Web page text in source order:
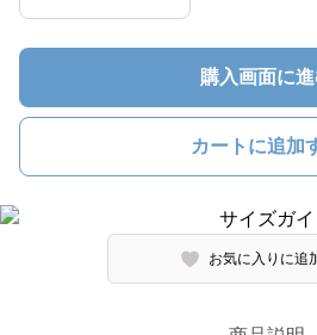
購入画面に
カートに追加
お気に入りに追